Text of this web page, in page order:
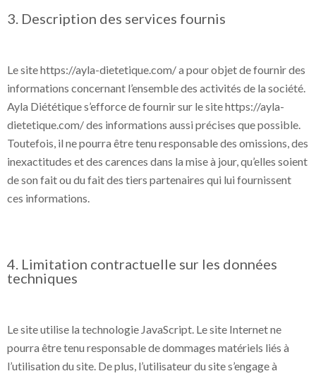
3. Description des services fournis
Le site https://ayla-dietetique.com/ a pour objet de fournir des
informations concernant l’ensemble des activités de la société.
Ayla Diététique s’efforce de fournir sur le site https://ayla-
dietetique.com/ des informations aussi précises que possible.
Toutefois, il ne pourra être tenu responsable des omissions, des
inexactitudes et des carences dans la mise à jour, qu’elles soient
de son fait ou du fait des tiers partenaires qui lui fournissent
ces informations.
4. Limitation contractuelle sur les données
techniques
Le site utilise la technologie JavaScript. Le site Internet ne
pourra être tenu responsable de dommages matériels liés à
l’utilisation du site. De plus, l’utilisateur du site s’engage à